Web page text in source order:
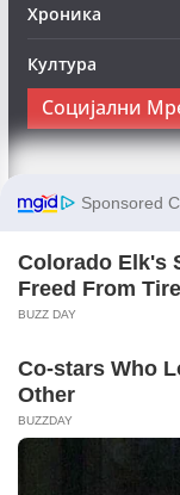
Хроника
Култура
Социјални
Следете нè на